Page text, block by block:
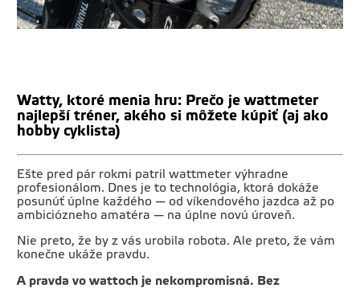
Watty, ktoré menia hru: Prečo je wattmeter
najlepší tréner, akého si môžete kúpiť (aj ako
hobby cyklista)
Ešte pred pár rokmi patril wattmeter výhradne
profesionálom. Dnes je to technológia, ktorá dokáže
posunúť úplne každého — od víkendového jazdca až po
ambiciózneho amatéra — na úplne novú úroveň.
Nie preto, že by z vás urobila robota. Ale preto, že vám
konečne ukáže pravdu.
A pravda vo wattoch je nekompromisná. Bez